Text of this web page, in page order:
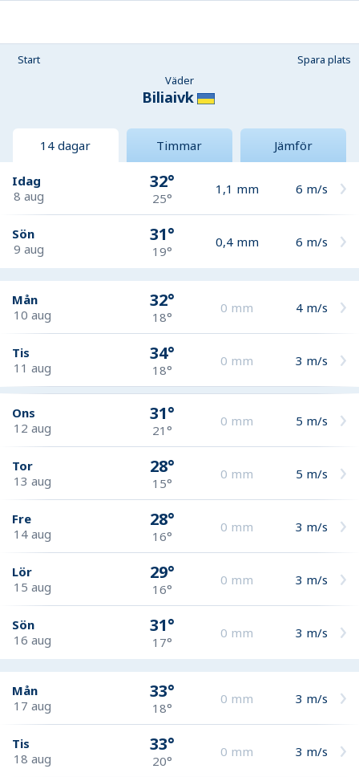
Start
Spara plats
Väder
Biliaivk
14 dagar Timmar Jämför
Idag
8 aug
32°
25°
1,1 mm 6 m/s
Sön
9 aug
31°
19°
0,4 mm 6 m/s
Mån
10 aug
32°
18°
0 mm 4 m/s
Tis
11 aug
34°
18°
0 mm 3 m/s
Ons
12 aug
31°
21°
0 mm 5 m/s
Tor
13 aug
28°
15°
0 mm 5 m/s
Fre
14 aug
28°
16°
0 mm 3 m/s
Lör
15 aug
29°
16°
0 mm 3 m/s
Sön
16 aug
31°
17°
0 mm 3 m/s
Mån
17 aug
33°
18°
0 mm 3 m/s
Tis
18 aug
33°
20°
0 mm 3 m/s